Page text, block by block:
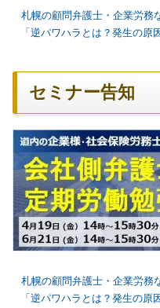
札幌の顧問弁護士・企業労務
「逆パワハラとは？発生の原
セミナー告知
札幌の顧問弁護士・企業労務
「逆パワハラとは？発生の原